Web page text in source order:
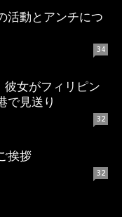
活動とアンチにつ
34
彼女がフィリピン
で見送り
32
挨拶
32